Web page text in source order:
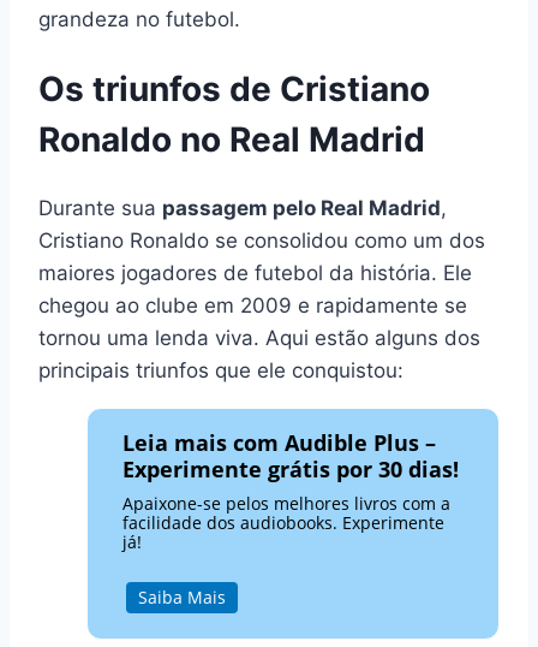
grandeza no futebol.
Os triunfos de Cristiano
Ronaldo no Real Madrid
Durante sua passagem pelo Real Madrid,
Cristiano Ronaldo se consolidou como um dos
maiores jogadores de futebol da história. Ele
chegou ao clube em 2009 e rapidamente se
tornou uma lenda viva. Aqui estão alguns dos
principais triunfos que ele conquistou:
Leia mais com Audible Plus –
Experimente grátis por 30 dias!
Apaixone-se pelos melhores livros com a
facilidade dos audiobooks. Experimente
já!
Saiba Mais